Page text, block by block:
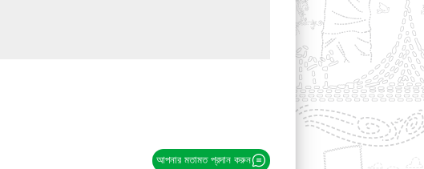
আপনার মতামত প্রদান করুন